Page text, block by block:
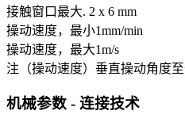
接触窗口最大. 2 x 6 mm
操动速度，最小1mm/min
操动速度，最大1m/s
注（操动速度） 垂直操动角度
机械参数 - 连接技术